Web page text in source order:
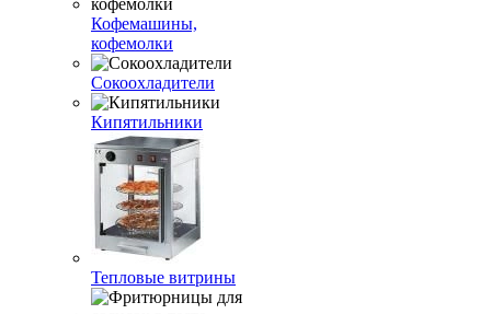
Кофемашины,
кофемолки
Сокоохладители
Кипятильники
Тепловые витрины